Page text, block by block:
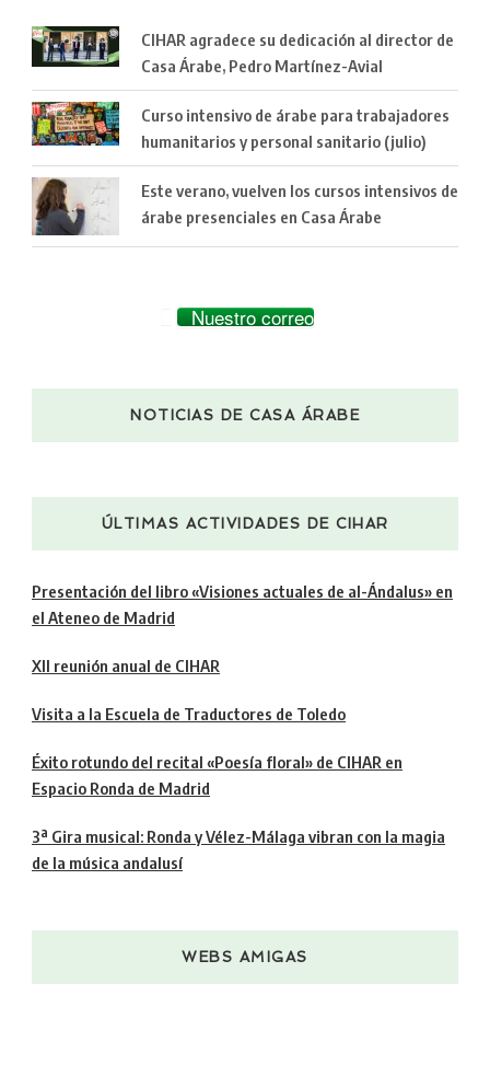
CIHAR agradece su dedicación al director de
Casa Árabe, Pedro Martínez-Avial
Curso intensivo de árabe para trabajadores
humanitarios y personal sanitario (julio)
Este verano, vuelven los cursos intensivos de
árabe presenciales en Casa Árabe
Nuestro correo
NOTICIAS DE CASA ÁRABE
ÚLTIMAS ACTIVIDADES DE CIHAR
Presentación del libro «Visiones actuales de al-Ándalus» en
el Ateneo de Madrid
XII reunión anual de CIHAR
Visita a la Escuela de Traductores de Toledo
Éxito rotundo del recital «Poesía floral» de CIHAR en
Espacio Ronda de Madrid
3ª Gira musical: Ronda y Vélez-Málaga vibran con la magia
de la música andalusí
WEBS AMIGAS